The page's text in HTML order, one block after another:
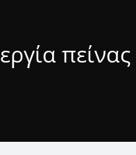
πείνας